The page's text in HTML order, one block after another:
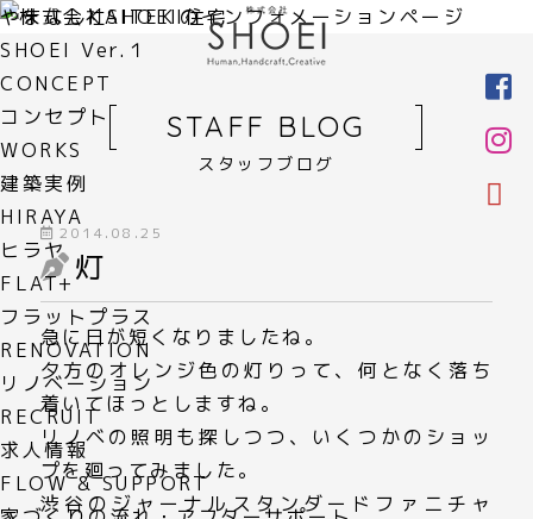
やまなしKAITEKI住宅
SHOEI Ver.１
CONCEPT
コンセプト
WORKS
建築実例
HIRAYA
ヒラヤ
FLAT+
フラットプラス
RENOVATION
リノベーション
RECRUIT
求人情報
FLOW & SUPPORT
STAFF BLOG
スタッフブログ
2014.08.25
灯
急に日が短くなりましたね。
夕方のオレンジ色の灯りって、何となく落ち
着いてほっとしますね。
リノベの照明も探しつつ、いくつかのショッ
プを廻ってみました。
渋谷のジャーナルスタンダードファニチャ